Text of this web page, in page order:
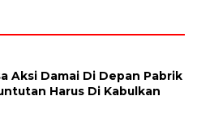
Aksi Damai Di Depan Pabrik
Harus Di Kabulkan